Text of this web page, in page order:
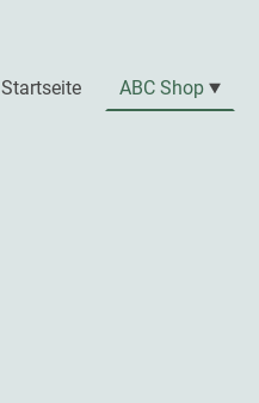
Startseite ABC Shop